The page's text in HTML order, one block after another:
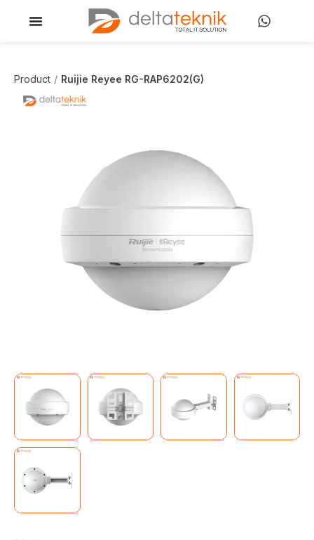
Product Ruijie Reyee RG-RAP6202(G)